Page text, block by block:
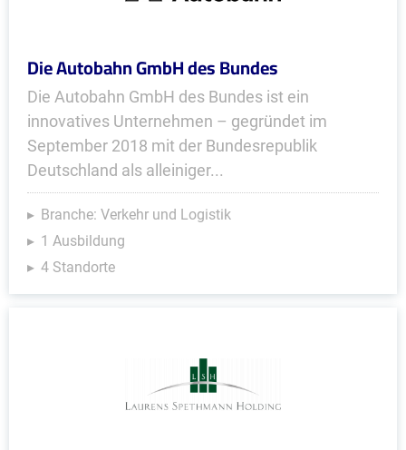
Die Autobahn GmbH des Bundes
Die Autobahn GmbH des Bundes ist ein
innovatives Unternehmen – gegründet im
September 2018 mit der Bundesrepublik
Deutschland als alleiniger...
Branche: Verkehr und Logistik
1 Ausbildung
4 Standorte